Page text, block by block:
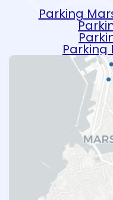
Parking
Parking